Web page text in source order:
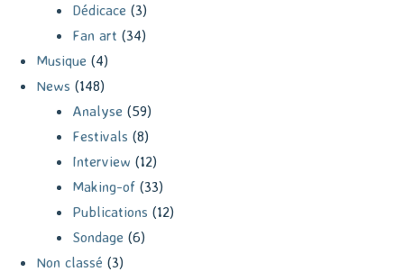
Dédicace (3)
Fan art (34)
Musique (4)
News (148)
Analyse (59)
Festivals (8)
Interview (12)
Making-of (33)
Publications (12)
Sondage (6)
Non classé (3)